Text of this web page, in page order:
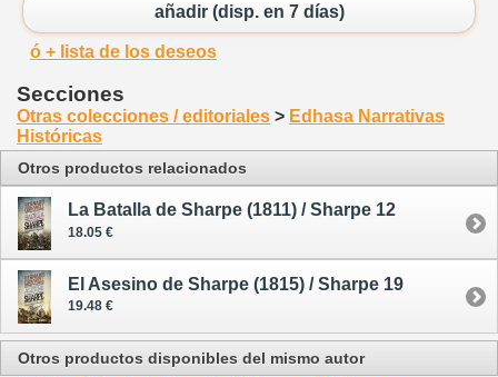
añadir (disp. en 7 días)
ó + lista de los deseos
Secciones
Otras colecciones / editoriales > Edhasa Narrativas
Históricas
Otros productos relacionados
La Batalla de Sharpe (1811) / Sharpe 12
18.05 €
El Asesino de Sharpe (1815) / Sharpe 19
19.48 €
Otros productos disponibles del mismo autor